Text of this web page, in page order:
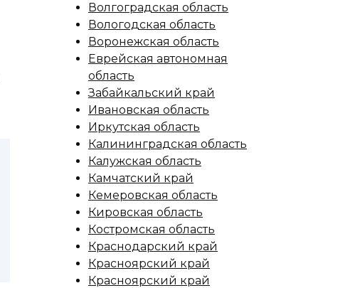
Волгоградская область
Вологодская область
Воронежская область
Еврейская автономная
область
Забайкальский край
Ивановская область
Иркутская область
Калининградская область
Калужская область
Камчатский край
Кемеровская область
Кировская область
Костромская область
Краснодарский край
Красноярский край
Красноярский край